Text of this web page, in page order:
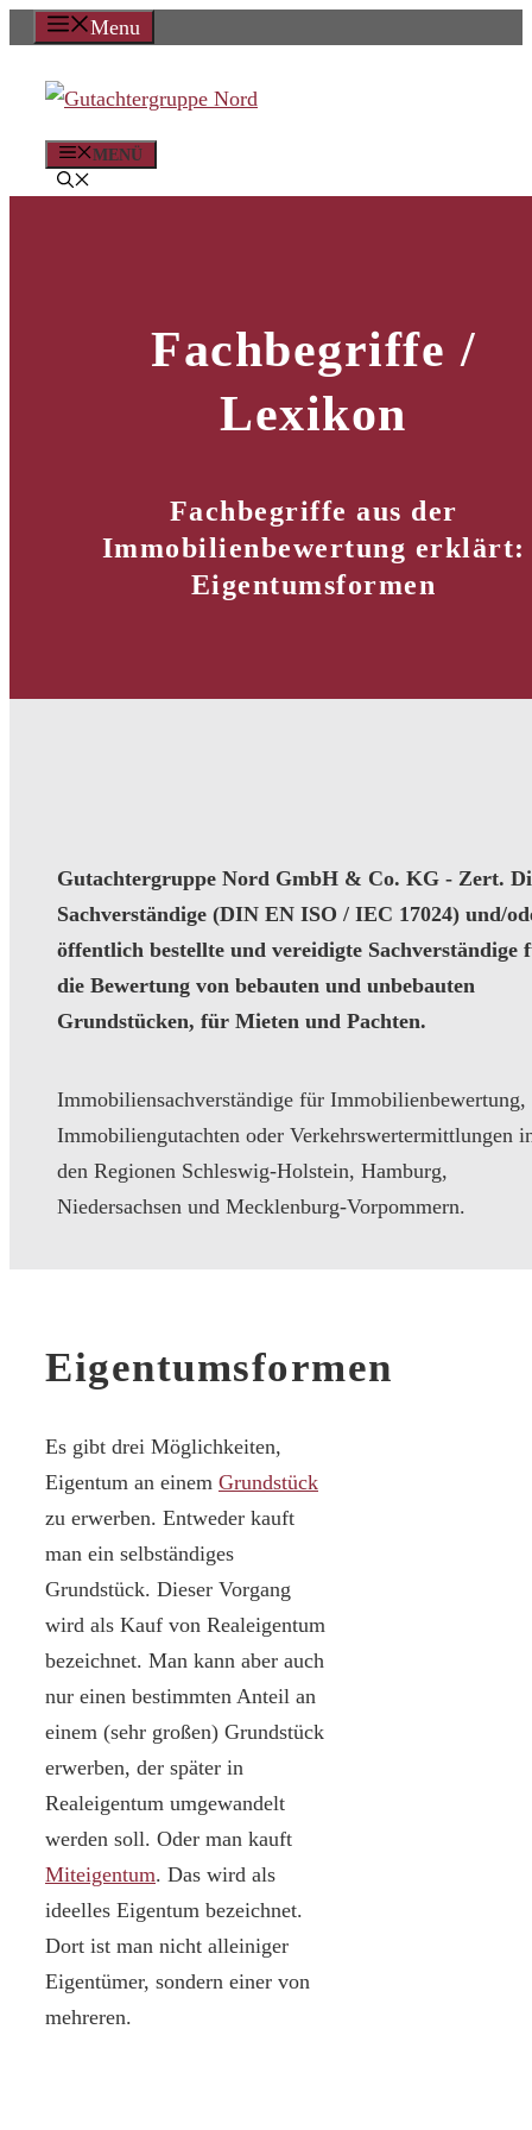
Zum
springen
Menu
MENÜ
Fachbegriffe /
Lexikon
Fachbegriffe aus der
Immobilienbewertung erklärt:
Eigentumsformen
Gutachtergruppe Nord GmbH & Co. KG - Zert.
Sachverständige (DIN EN ISO / IEC 17024) und/
öffentlich bestellte und vereidigte Sachverständige
die Bewertung von bebauten und unbebauten
Grundstücken, für Mieten und Pachten.
Immobiliensachverständige für Immobilienbewertung,
Immobiliengutachten oder Verkehrswertermittlungen
den Regionen Schleswig-Holstein, Hamburg,
Niedersachsen und Mecklenburg-Vorpommern.
Eigentumsformen
Es gibt drei Möglichkeiten,
Eigentum an einem Grundstück
zu erwerben. Entweder kauft
man ein selbständiges
Grundstück. Dieser Vorgang
wird als Kauf von Realeigentum
bezeichnet. Man kann aber auch
nur einen bestimmten Anteil an
einem (sehr großen) Grundstück
erwerben, der später in
Realeigentum umgewandelt
werden soll. Oder man kauft
Miteigentum. Das wird als
ideelles Eigentum bezeichnet.
Dort ist man nicht alleiniger
Eigentümer, sondern einer von
mehreren.